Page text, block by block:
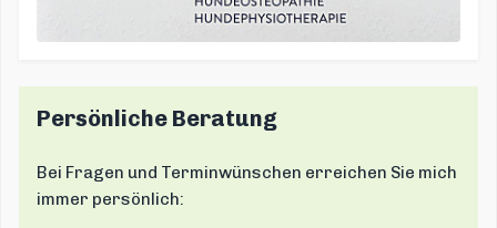
Persönliche Beratung
Bei Fragen und Terminwünschen erreichen Sie mich
immer persönlich: